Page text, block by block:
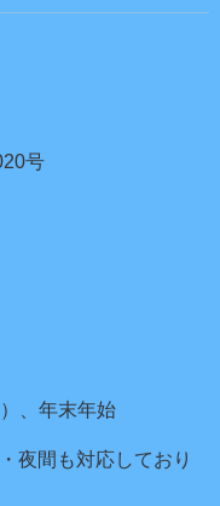
号
、年末年始
夜間も対応しており